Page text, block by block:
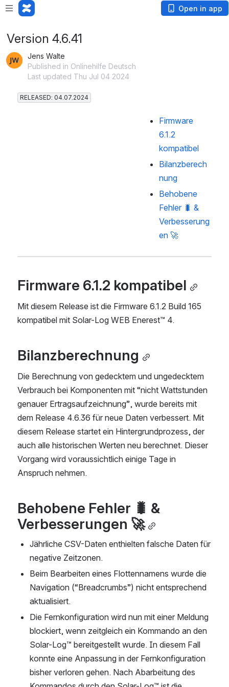
Open in app
Version 4.6.41
Jens Walte
Published in Onlinehilfe Deutsch
Last updated Thu Jul 04 2024
RELEASED: 04.07.2024
Firmware
6.1.2
kompatibel
Bilanzberech
nung
Behobene
Fehler 🐛 &
Verbesserung
en 🚀
Firmware 6.1.2 kompatibel
Mit diesem Release ist die Firmware 6.1.2 Build 165
kompatibel mit Solar-Log WEB Enerest™ 4.
Bilanzberechnung
Die Berechnung von gedecktem und ungedecktem
Verbrauch bei Komponenten mit “nicht Wattstunden
genauer Ertragsaufzeichnung”, wurde bereits mit
dem Release 4.6.36 für neue Daten verbessert. Mit
diesem Release startet ein Hintergrundprozess, der
auch alle historischen Werten neu berechnet. Dieser
Vorgang wird voraussichtlich einige Tage in
Anspruch nehmen.
Behobene Fehler 🐛 &
Verbesserungen 🚀
Jährliche CSV-Daten enthielten falsche Daten für
negative Zeitzonen.
Beim Bearbeiten eines Flottennamens wurde die
Navigation (“Breadcrumbs”) nicht entsprechend
aktualisiert.
Die Fernkonfiguration wird nun mit einer Meldung
blockiert, wenn zeitgleich ein Kommando an den
Solar-Log™ bereitgestellt wurde. In diesem Fall
konnte eine Anpassung in der Fernkonfiguration
bisher verloren gehen. Nach Abarbeitung des